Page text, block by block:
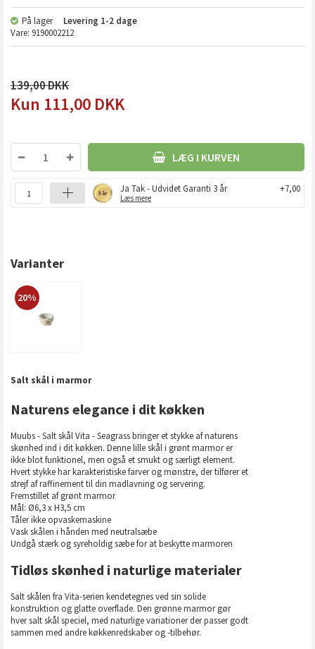
På lager Levering 1-2 dage
Vare: 9190002212
139,00
111,00 DKK
LÆG I KURVEN
Ja Tak - Udvidet Garanti 3 år
Læs mere
+7,00
Varianter
20%
Salt skål i marmor
Naturens elegance i dit køkken
Muubs - Salt skål Vita - Seagrass bringer et stykke af naturens
skønhed ind i dit køkken. Denne lille skål i grønt marmor er
ikke blot funktionel, men også et smukt og særligt element.
Hvert stykke har karakteristiske farver og mønstre, der tilfører et
strejf af raffinement til din madlavning og servering.
Fremstillet af grønt marmor
Mål: Ø6,3 x H3,5 cm
Tåler ikke opvaskemaskine
Vask skålen i hånden med neutralsæbe
Undgå stærk og syreholdig sæbe for at beskytte marmoren
Tidløs skønhed i naturlige materialer
Salt skålen fra Vita-serien kendetegnes ved sin solide
konstruktion og glatte overflade. Den grønne marmor gør
hver salt skål speciel, med naturlige variationer der passer godt
sammen med andre køkkenredskaber og -tilbehør.